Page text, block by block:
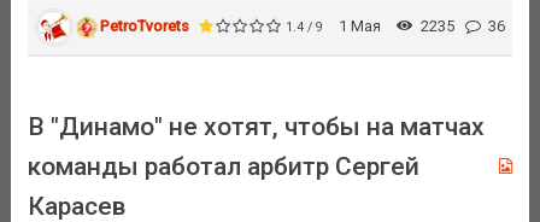
PetroTvorets 1.4 / 9 1 Мая 2235 36
В "Динамо" не хотят, чтобы на матчах
команды работал арбитр Сергей
Карасев